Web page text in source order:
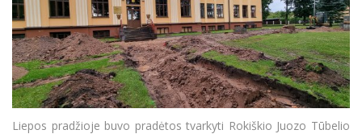
Liepos pradžioje buvo pradėtos tvarkyti Rokiškio Juozo Tūbelio